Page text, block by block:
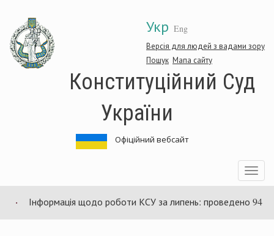
основного
матеріалу
Укр Eng
Версія для людей з вадами зору
Пошук Мапа сайту
Конституційний Суд
України
Офіційний вебсайт
Toggle
Інформація щодо роботи КСУ за липень: проведено 94